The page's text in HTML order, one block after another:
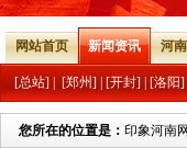
网站首页 新闻资讯 河
[总站] [郑州] [开封] [洛阳]
您所在的位置是： 印象河南网